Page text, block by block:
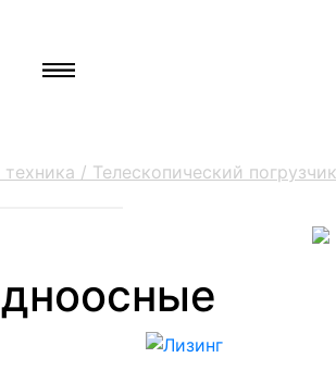
/ Телескопический погрузчик